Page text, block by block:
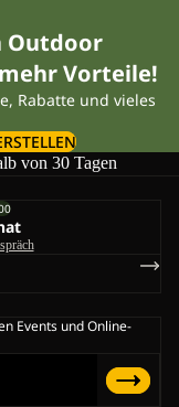
Outdoor
Vorteile!
Rabatte und vieles
von 30 Tagen
Events und Online-